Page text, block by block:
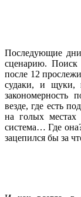
Последующие дни
сценарию. Поиск
после 12
судаки, и щуки,
закономерность
везде, где есть
на голых
система… Где
зацепился бы за